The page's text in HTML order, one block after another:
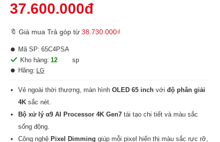
37.600.000đ
🔖 Giá mua Trả góp từ 38.730.000₫
Kho hàng: 12
sp
Hãng: LG
Mã SP: 65C4PSA
Vẻ ngoài thời thượng, màn hình OLED 65 inch với độ phân giải
4K sắc nét.
Bộ xử lý α9 AI Processor 4K Gen7 tái tạo chi tiết và màu sắc
sống động.
Công nghệ Pixel Dimming giúp mỗi pixel hiển thị màu sắc rực rỡ,